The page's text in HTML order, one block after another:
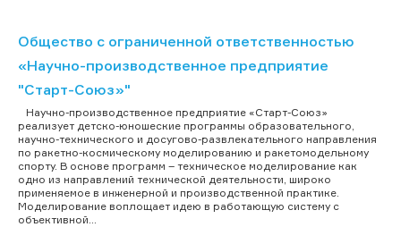
Общество с ограниченной ответственностью
«Научно-производственное предприятие
"Старт-Союз»"
Научно-производственное предприятие «Старт-Союз»
реализует детско-юношеские программы образовательного,
научно-технического и досугово-развлекательного направления
по ракетно-космическому моделированию и ракетомодельному
спорту. В основе программ – техническое моделирование как
одно из направлений технической деятельности, широко
применяемое в инженерной и производственной практике.
Моделирование воплощает идею в работающую систему с
объективной...